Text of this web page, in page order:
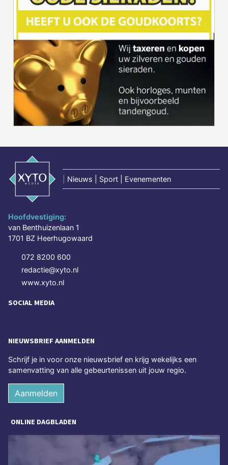
Nieuws | Sport | Evenementen
Hoofdvestiging:
van Benthuizenlaan 1
1701 BZ Heerhugowaard
072 8200 600
redactie@xyto.nl
www.xyto.nl
SOCIAL MEDIA
NIEUWSBRIEF AANMELDEN
Schrijf je in voor onze nieuwsbrief en krijg wekelijks een
samenvatting van alle gebeurtenissen uit jouw regio.
Aanmelden
ONLINE DAGBLADEN